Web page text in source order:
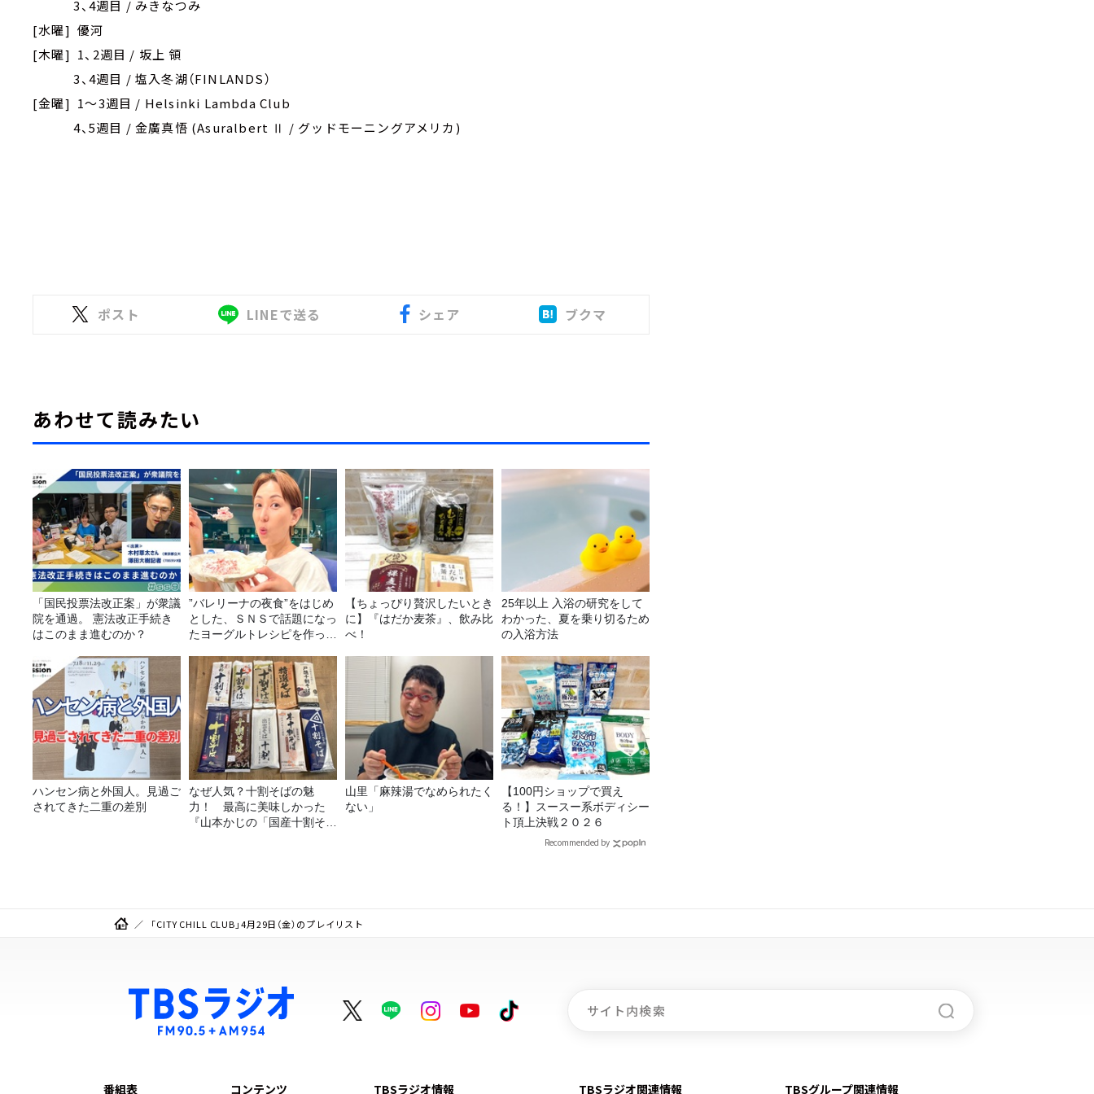
3、4週目 / みきなつみ
[水曜] 優河
[木曜] 1、2週目 / 坂上 領
3、4週目 / 塩入冬湖（FINLANDS）
[金曜] 1～3週目 / Helsinki Lambda Club
4、5週目 / 金廣真悟 (Asuralbert Ⅱ / グッドモーニングアメリカ)
ポスト LINEで送る シェア ブクマ
あわせて読みたい
「国民投票法改正案」が衆議
院を通過。 憲法改正手続き
はこのまま進むのか？
”バレリーナの夜食”をはじめ
とした、ＳＮＳで話題になっ
たヨーグルトレシピを作って
【ちょっぴり贅沢したいとき
に】『はだか麦茶』、飲み比
べ！
25年以上 入浴の研究をして
わかった、夏を乗り切るため
の入浴方法
ハンセン病と外国人。見過ご
されてきた二重の差別
なぜ人気？十割そばの魅
力！ 最高に美味しかった
『山本かじの「国産十割そ
山里「麻辣湯でなめられたく
ない」
【100円ショップで買え
る！】スースー系ボディシー
ト頂上決戦２０２６
Recommended by
「CITY CHILL CLUB」4月29日（金）のプレイリスト
番組表 コンテンツ TBSラジオ情報 TBSラジオ関連情報 TBSグループ関連情報